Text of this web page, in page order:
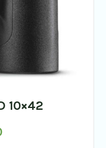
10×42